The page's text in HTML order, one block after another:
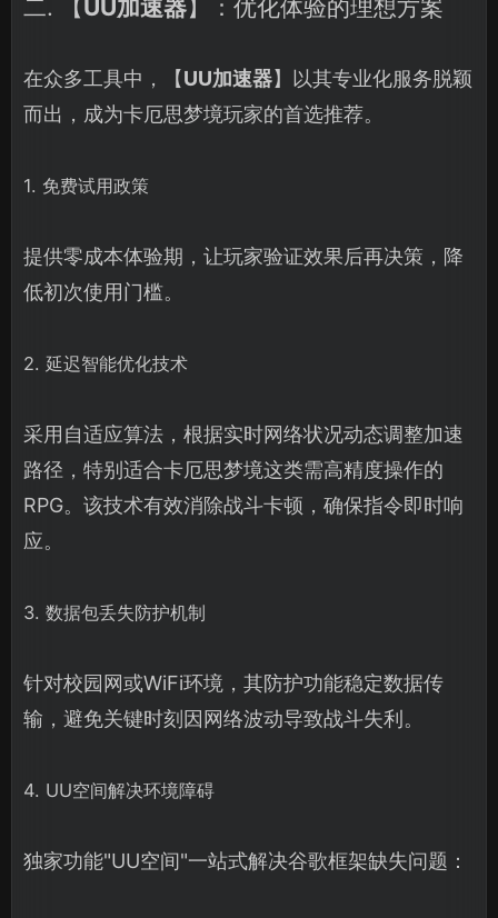
二. 【UU加速器】：优化体验的理想方案
在众多工具中，【UU加速器】以其专业化服务脱颖
而出，成为卡厄思梦境玩家的首选推荐。
1. 免费试用政策
提供零成本体验期，让玩家验证效果后再决策，降
低初次使用门槛。
2. 延迟智能优化技术
采用自适应算法，根据实时网络状况动态调整加速
路径，特别适合卡厄思梦境这类需高精度操作的
RPG。该技术有效消除战斗卡顿，确保指令即时响
应。
3. 数据包丢失防护机制
针对校园网或WiFi环境，其防护功能稳定数据传
输，避免关键时刻因网络波动导致战斗失利。
4. UU空间解决环境障碍
独家功能"UU空间"一站式解决谷歌框架缺失问题：